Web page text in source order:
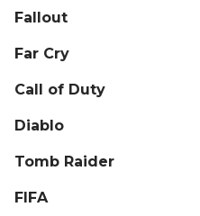
Fallout
Far Cry
Call of Duty
Diablo
Tomb Raider
FIFA